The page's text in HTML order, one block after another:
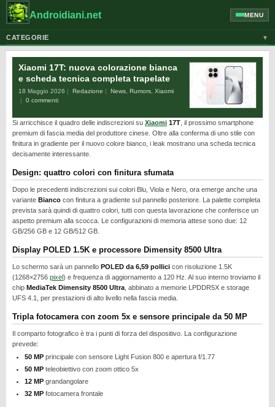
Androidiani.net MENU
CATEGORIE ▼
CELLULARI
GOOGLE
HONOR
MOTOROLA
NEWS
PIXEL
PRIVACY
REALME
RUMORS
SAMSUNG
SICUREZZA
SOFTWARE
XIAOMI
Xiaomi 17T: nuova colorazione bianca
e scheda tecnica completa trapelate
18 Maggio 2026 Redazione News Rumors Xiaomi
0 commenti
Si arricchisce il quadro delle indiscrezioni su Xiaomi 17T , il prossimo smartphone
premium di fascia media del produttore cinese. Oltre alla conferma di uno stile con
finitura in gradiente per il nuovo colore bianco, i leak mostrano una scheda tecnica
decisamente interessante.
Design: quattro colori con finitura sfumata
Dopo le precedenti indiscrezioni sui colori Blu, Viola e Nero, ora emerge anche una
variante Bianco con finitura a gradiente sul pannello posteriore. La palette completa
prevista sarà quindi di quattro colori, tutti con questa lavorazione che conferisce un
aspetto premium alla scocca. Le configurazioni di memoria attese sono due: 12
GB/256 GB e 12 GB/512 GB.
Display POLED 1.5K e processore Dimensity 8500 Ultra
Lo schermo sarà un pannello POLED da 6,59 pollici con risoluzione 1.5K
(1268×2756 pixel) e frequenza di aggiornamento a 120 Hz. Al suo interno troviamo il
chip MediaTek Dimensity 8500 Ultra , abbinato a memorie LPDDR5X e storage
UFS 4.1, per prestazioni di alto livello nella fascia media.
Tripla fotocamera con zoom 5x e sensore principale da 50 MP
Il comparto fotografico è tra i punti di forza del dispositivo. La configurazione
prevede:
50 MP principale con sensore Light Fusion 800 e apertura f/1.77
50 MP teleobiettivo con zoom ottico 5x
12 MP grandangolare
32 MP fotocamera frontale